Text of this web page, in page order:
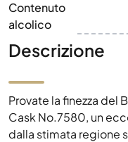
Contenuto
alcolico
Descrizione
Provate la finezza del
Cask No.7580, un
dalla stimata regione